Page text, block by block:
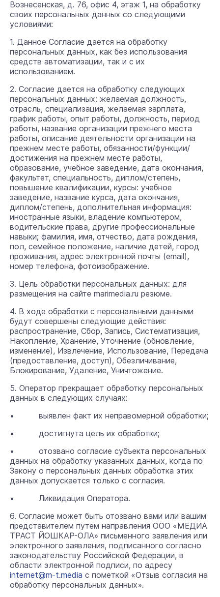
Вознесенская, д. 76, офис 4, этаж 1, на обработку
своих персональных данных со следующими
условиями:
1. Данное Согласие дается на обработку
персональных данных, как без использования
средств автоматизации, так и с их
использованием.
2. Согласие дается на обработку следующих
персональных данных: желаемая должность,
отрасль, специализация, желаемая зарплата,
график работы, опыт работы, должность, период
работы, название организации прежнего места
работы, описание деятельности организации на
прежнем месте работы, обязанности/функции/
достижения на прежнем месте работы,
образование, учебное заведение, дата окончания,
факультет, специальность, диплом/степень,
повышение квалификации, курсы: учебное
заведение, название курса, дата окончания,
диплом/степень, дополнительная информация:
иностранные языки, владение компьютером,
водительские права, другие профессиональные
навыки; фамилия, имя, отчество, дата рождения,
пол, семейное положение, наличие детей, город
проживания, адрес электронной почты (email),
номер телефона, фотоизображение.
3. Цель обработки персональных данных: для
размещения на сайте marimedia.ru резюме.
4. В ходе обработки с персональными данными
будут совершены следующие действия:
распространение, Сбор, Запись, Систематизация,
Накопление, Хранение, Уточнение (обновление,
изменение), Извлечение, Использование, Передача
(предоставление, доступ), Обезличивание,
Блокирование, Удаление, Уничтожение.
5. Оператор прекращает обработку персональных
данных в следующих случаях:
• выявлен факт их неправомерной обработки;
• достигнута цель их обработки;
• отозвано согласие субъекта персональных
данных на обработку указанных данных, когда по
Закону о персональных данных обработка этих
данных допускается только с согласия.
• Ликвидация Оператора.
6. Согласие может быть отозвано вами или вашим
представителем путем направления ООО «МЕДИА
ТРАСТ ЙОШКАР-ОЛА» письменного заявления или
электронного заявления, подписанного согласно
законодательству Российской Федерации, в
области электронной подписи, по адресу
internet@m-t.media с пометкой «Отзыв согласия на
обработку персональных данных».